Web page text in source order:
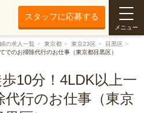
スタッフに応募する
メニュー
の求人一覧 東京都 東京23区
目黒区
のお掃除代行のお仕事（東京都目黒区）
10分！4LDK以上一
代行のお仕事（東京